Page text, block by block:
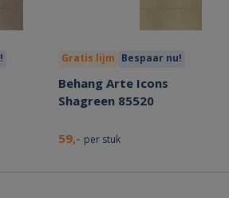
Gratis lijm Bespaar nu!
Behang Arte Icons
Shagreen 85520
59,- per stuk